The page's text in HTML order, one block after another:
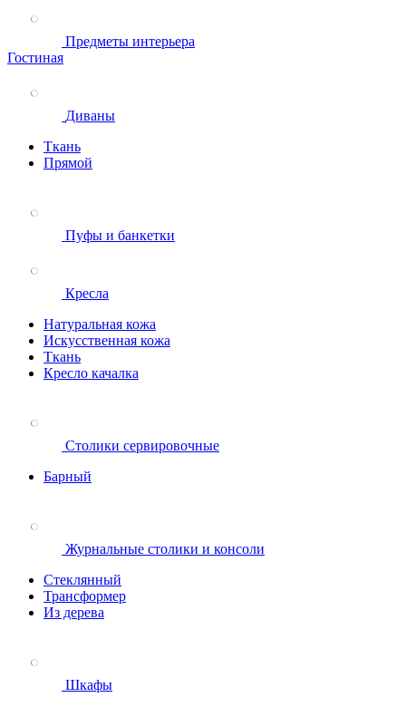
Предметы интерьера
Гостиная
Диваны
Ткань
Прямой
Пуфы и банкетки
Кресла
Натуральная кожа
Искусственная кожа
Ткань
Кресло качалка
Столики сервировочные
Барный
Журнальные столики и консоли
Стеклянный
Трансформер
Из дерева
Шкафы